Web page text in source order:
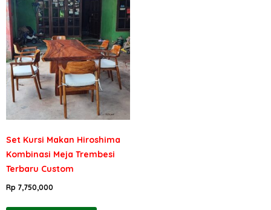
Set Kursi Makan Hiroshima
Kombinasi Meja Trembesi
Terbaru Custom
Rp 7,750,000